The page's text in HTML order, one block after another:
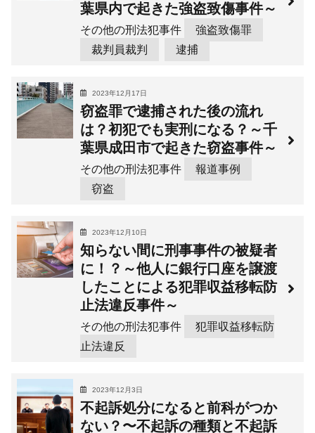
葉県内で起きた強盗致傷事件～
その他の刑法犯事件
強盗致傷罪
裁判員裁判
逮捕
2023年12月17日
窃盗罪で逮捕された後の流れ
は？初犯でも実刑になる？～千
葉県成田市で起きた窃盗事件～
その他の刑法犯事件
報道事例
窃盗
2023年12月10日
知らない間に刑事事件の被疑者
に！？～他人に銀行口座を譲渡
したことによる犯罪収益移転防
止法違反事件～
その他の刑法犯事件
犯罪収益移転防
止法違反
2023年12月3日
不起訴処分になると前科がつか
ない？〜不起訴の種類と不起訴